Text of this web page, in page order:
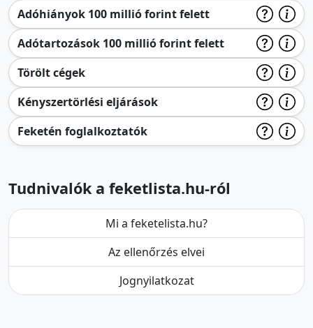
Adóhiányok 100 millió forint felett
Adótartozások 100 millió forint felett
Törölt cégek
Kényszertörlési eljárások
Feketén foglalkoztatók
Tudnivalók a feketlista.hu-ról
Mi a feketelista.hu?
Az ellenőrzés elvei
Jognyilatkozat